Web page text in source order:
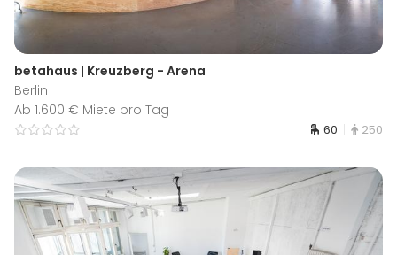
betahaus | Kreuzberg - Arena
Berlin
Ab 1.600 € Miete pro Tag
60 250